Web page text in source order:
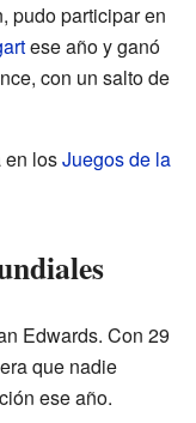
pudo participar en
ese año y ganó
con un salto de
en losJuegos de la
Edwards. Con 29
que nadie
ese año.